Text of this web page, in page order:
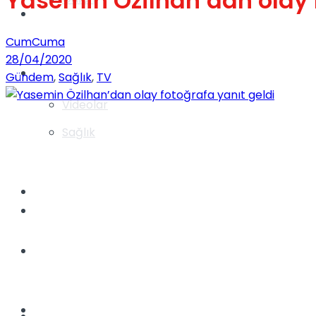
Videolar
Gündem
Yaşam
Sağlık
CumCuma
28/04/2020
Gündem,Sağlık, TV